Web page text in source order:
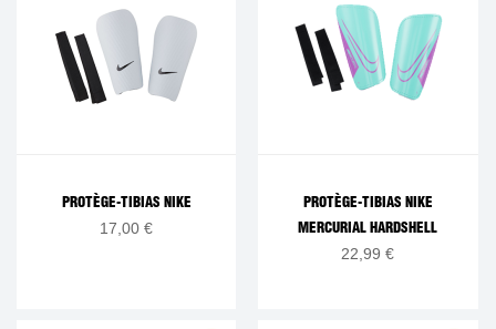
PROTÈGE-TIBIAS NIKE
17,00 €
PROTÈGE-TIBIAS NIKE
MERCURIAL HARDSHELL
22,99 €